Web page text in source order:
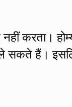
करता।
ले सकते हैं।